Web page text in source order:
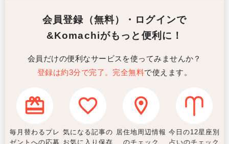
会員登録（無料）・ログインで
&Komachiがもっと便利に！
会員だけの便利なサービスを使ってみませんか？
登録は約3分で完了。完全無料で使えます。
毎月替わるプレ
ゼントへの応募
気になる記事の
お気に入り保存
居住地周辺情報
のチェック
今日の12星座別
占いのチェック